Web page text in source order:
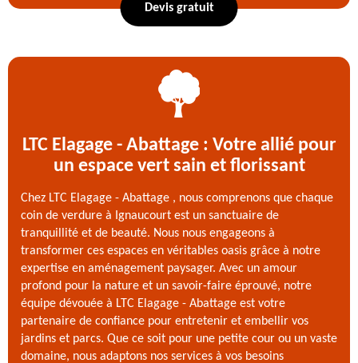
Devis gratuit
LTC Elagage - Abattage : Votre allié pour
un espace vert sain et florissant
Chez LTC Elagage - Abattage , nous comprenons que chaque
coin de verdure à Ignaucourt est un sanctuaire de
tranquillité et de beauté. Nous nous engageons à
transformer ces espaces en véritables oasis grâce à notre
expertise en aménagement paysager. Avec un amour
profond pour la nature et un savoir-faire éprouvé, notre
équipe dévouée à LTC Elagage - Abattage est votre
partenaire de confiance pour entretenir et embellir vos
jardins et parcs. Que ce soit pour une petite cour ou un vaste
domaine, nous adaptons nos services à vos besoins